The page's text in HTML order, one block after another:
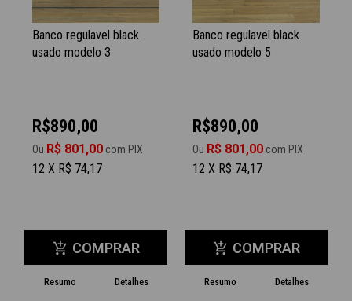
Banco regulavel black
usado modelo 3
R$890,00
Ou R$ 801,00 com PIX
12 X R$ 74,17
add_shopping_cart COMPRAR
Resumo Detalhes
Banco regulavel black
usado modelo 5
R$890,00
Ou R$ 801,00 com PIX
12 X R$ 74,17
add_shopping_cart COMPRAR
Resumo Detalhes